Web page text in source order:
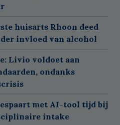
huisarts Rhoon deed
invloed van alcohol
Livio voldoet aan
ondanks
met AI-tool tijd bij
intake